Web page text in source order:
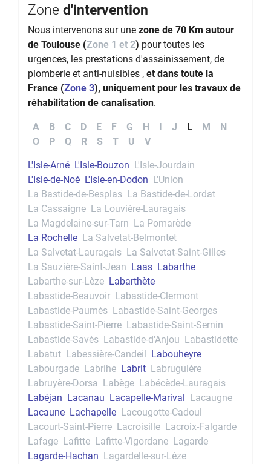
Zone d'intervention
Nous intervenons sur une zone de 70 Km autour
de Toulouse (Zone 1 et 2) pour toutes les
urgences, les prestations d'assainissement, de
plomberie et anti-nuisibles , et dans toute la
France (Zone 3), uniquement pour les travaux de
réhabilitation de canalisation.
A B C D E F G H I J L M
N
O
P Q R S T U V
L'Isle-Arné L'Isle-Bouzon L'Isle-Jourdain
L'Isle-de-Noé L'Isle-en-Dodon L'Union
La Bastide-de-Besplas La Bastide-de-Lordat
La Cassaigne La Louvière-Lauragais
La Magdelaine-sur-Tarn La Pomarède
La Rochelle La Salvetat-Belmontet
La Salvetat-Lauragais La Salvetat-Saint-Gilles
La Sauzière-Saint-Jean Laas Labarthe
Labarthe-sur-Lèze Labarthète
Labastide-Beauvoir Labastide-Clermont
Labastide-Paumès Labastide-Saint-Georges
Labastide-Saint-Pierre Labastide-Saint-Sernin
Labastide-Savès Labastide-d'Anjou Labastidette
Labatut Labessière-Candeil Labouheyre
Labourgade Labrihe Labrit Labruguière
Labruyère-Dorsa Labège Labécède-Lauragais
Labéjan Lacanau Lacapelle-Marival Lacaugne
Lacaune Lachapelle Lacougotte-Cadoul
Lacourt-Saint-Pierre Lacroisille Lacroix-Falgarde
Lafage Lafitte Lafitte-Vigordane Lagarde
Lagarde-Hachan Lagardelle-sur-Lèze